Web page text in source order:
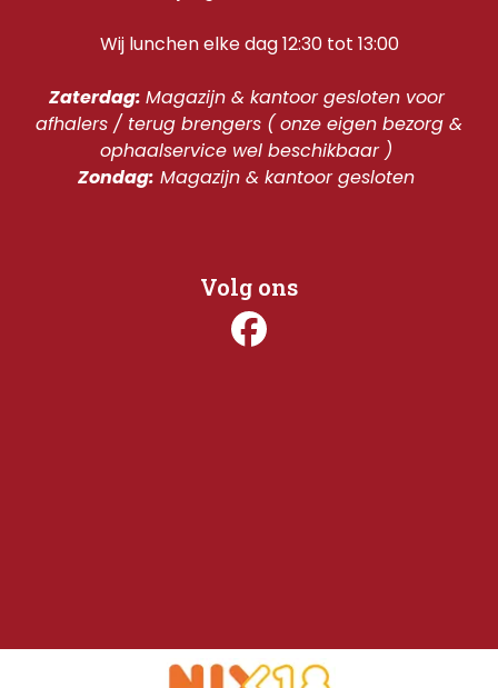
Wij lunchen elke dag 12:30 tot 13:00
Zaterdag: Magazijn & kantoor gesloten voor
afhalers / terug brengers ( onze eigen bezorg &
ophaalservice wel beschikbaar )
Zondag: Magazijn & kantoor gesloten
Volg ons